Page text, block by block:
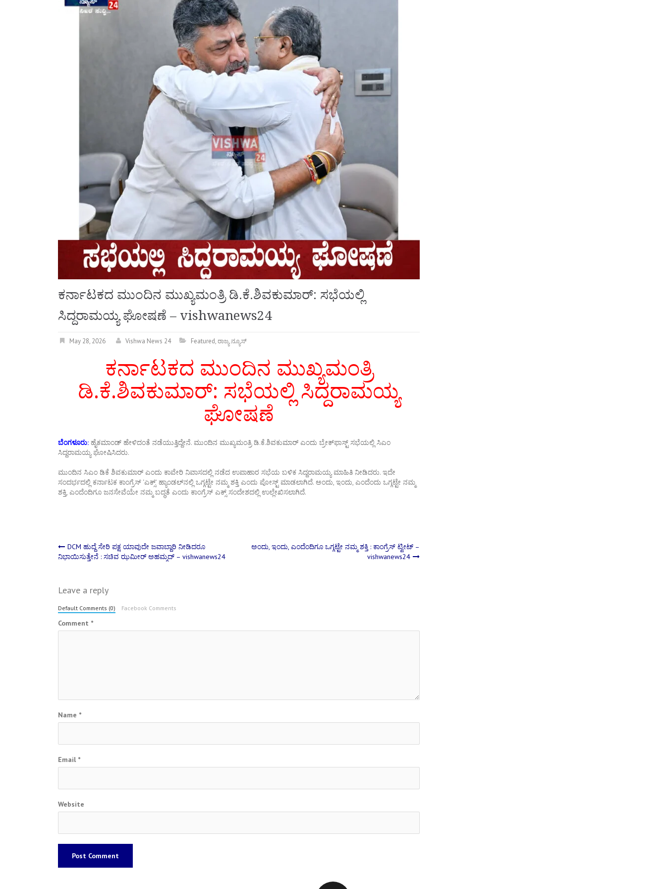
ಕರ್ನಾಟಕದ ಮುಂದಿನ ಮುಖ್ಯಮಂತ್ರಿ ಡಿ.ಕೆ.ಶಿವಕುಮಾರ್: ಸಭೆಯಲ್ಲಿ
ಸಿದ್ದರಾಮಯ್ಯ ಘೋಷಣೆ – vishwanews24
May 28, 2026 Vishwa News 24 Featured,ರಾಜ್ಯ ನ್ಯೂಸ್
ಕರ್ನಾಟಕದ ಮುಂದಿನ ಮುಖ್ಯಮಂತ್ರಿ
ಡಿ.ಕೆ.ಶಿವಕುಮಾರ್: ಸಭೆಯಲ್ಲಿ ಸಿದ್ದರಾಮಯ್ಯ
ಘೋಷಣೆ
ಬೆಂಗಳೂರು: ಹೈಕಮಾಂಡ್‌ ಹೇಳಿದಂತೆ ನಡೆಯುತ್ತಿದ್ದೇನೆ. ಮುಂದಿನ ಮುಖ್ಯಮಂತ್ರಿ ಡಿ.ಕೆ.ಶಿವಕುಮಾರ್‌ ಎಂದು ಬ್ರೇಕ್‌ಫಾಸ್ಟ್‌ ಸಭೆಯಲ್ಲಿ ಸಿಎಂ
ಸಿದ್ದರಾಮಯ್ಯ ಘೋಷಿಸಿದರು.
ಮುಂದಿನ ಸಿಎಂ ಡಿಕೆ ಶಿವಕುಮಾರ್ ಎಂದು ಕಾವೇರಿ ನಿವಾಸದಲ್ಲಿ ನಡೆದ ಉಪಾಹಾರ ಸಭೆಯ ಬಳಿಕ ಸಿದ್ದರಾಮಯ್ಯ ಮಾಹಿತಿ ನೀಡಿದರು. ಇದೇ
ಸಂದರ್ಭದಲ್ಲಿ ಕರ್ನಾಟಕ ಕಾಂಗ್ರೆಸ್ ‘ಎಕ್ಸ್’ ಹ್ಯಾಂಡಲ್​​ನಲ್ಲಿ ಒಗ್ಗಟ್ಟೇ ನಮ್ಮ ಶಕ್ತಿ ಎಂದು ಪೋಸ್ಟ್ ಮಾಡಲಾಗಿದೆ. ಅಂದು, ಇಂದು, ಎಂದೆಂದು ಒಗ್ಗಟ್ಟೇ ನಮ್ಮ
ಶಕ್ತಿ, ಎಂದೆಂದಿಗೂ ಜನಸೇವೆಯೇ ನಮ್ಮ ಬದ್ಧತೆ ಎಂದು ಕಾಂಗ್ರೆಸ್ ಎಕ್ಸ್ ಸಂದೇಶದಲ್ಲಿ ಉಲ್ಲೇಖಿಸಲಾಗಿದೆ.
Post
DCM ಹುದ್ದೆ ಸೇರಿ ಪಕ್ಷ ಯಾವುದೇ ಜವಾಬ್ದಾರಿ ನೀಡಿದರೂ
ನಿಭಾಯಿಸುತ್ತೇನೆ : ಸಚಿವ ಝಮೀರ್ ಅಹಮ್ಮದ್ – vishwanews24
ಅಂದು, ಇಂದು, ಎಂದೆಂದಿಗೂ ಒಗ್ಗಟ್ಟೇ ನಮ್ಮ ಶಕ್ತಿ : ಕಾಂಗ್ರೆಸ್ ಟ್ವೀಟ್ –
vishwanews24
Leave a reply
Default Comments (0) Facebook Comments
Comment *
Name *
Email *
Website